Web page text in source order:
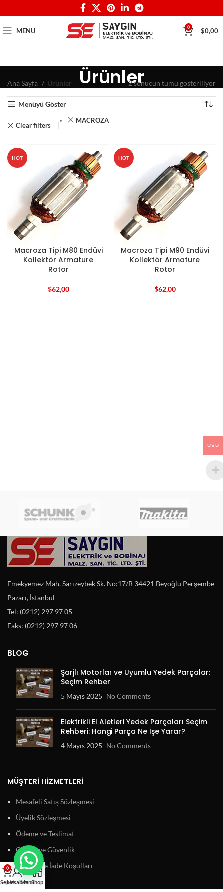
MENU 0 $0,00
Ürünler
Ana Sayfa Ürünler 2 sonucun tümü gösteriliyor
Menüyü Göster
Clear filters
MACROZA
HOT
Macroza Tipi M80 Endüvi
Kollektör Armature
Rotor
$62,00
HOT
Macroza Tipi M90 Endüvi
Kollektör Armature
Rotor
$62,00
Emekyemez Mah. Sarızeybek Sk. No:17/B 34421 Beyoğlu Perşembe
Pazarı, İstanbul
Tel: (0212) 297 97 05
Faks: (0212) 297 97 06
BLOG
Şarjlı Motorlar ve Uyumlu Yedek Parçalar:
Seçim Rehberi
5 Mayıs 2025 No Comments
Elektrikli El Aletleri Yedek Parçaları Seçim
Rehberi: Hangi Parça Ne İşe Yarar?
4 Mayıs 2025 No Comments
MÜŞTERI HIZMETLERI
Mesafeli Satış Sözleşmesi
Üyelik Sözleşmesi
Ödeme ve Teslimat
Gizlilik ve Güvenlik
Garanti ve İade Koşulları
USD
0
SepetHesabımMenuShop